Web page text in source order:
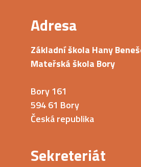
Adresa
Základní škola Hany
Mateřská škola Bory
Bory 161
594 61 Bory
Česká republika
Sekreteriát